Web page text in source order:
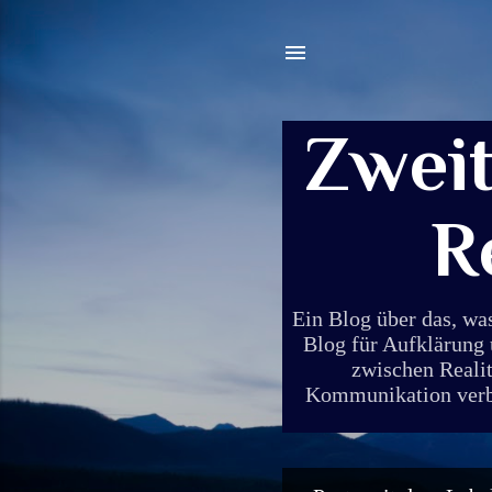
Ein Blog über das,
Blog für Aufklärung
zwischen
Kommunikation